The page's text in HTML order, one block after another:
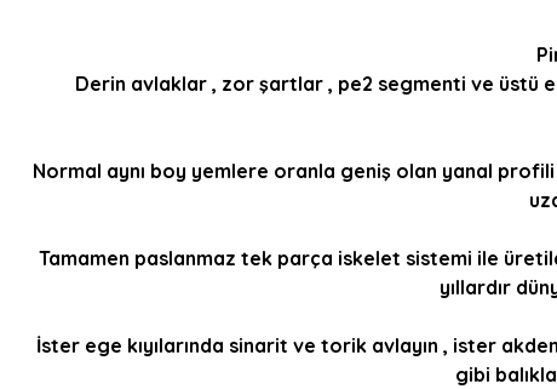
Derin avlaklar , zor şartlar , pe2 segmenti ve üstü
Normal aynı boy yemlere oranla geniş olan yanal
Tamamen paslanmaz tek parça iskelet sistemi ile
yıllardır
İster ege kıyılarında sinarit ve torik avlayın , ister
gibi